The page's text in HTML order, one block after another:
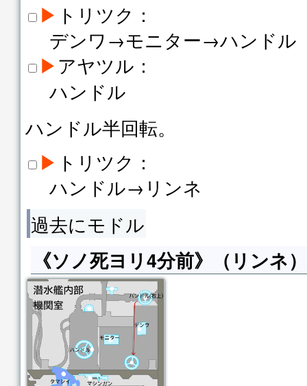
▶ トリツク：
デンワ→モニター→ハンドル
▶アヤツル：
ハンドル
ハンドル半回転。
▶ トリツク：
ハンドル→リンネ
過去にモドル
《ソノ死ヨリ4分前》（リンネ）